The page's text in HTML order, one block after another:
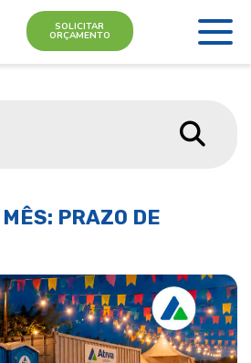
SOLICITAR
ORÇAMENTO
PRAZO DE